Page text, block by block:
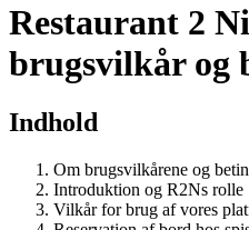
Restaurant 2
brugsvilkår og
Indhold
Om brugsvilkårene og
Introduktion og R2Ns rolle
Vilkår for brug af vores